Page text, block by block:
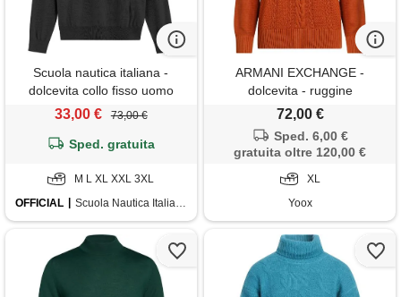
Scuola nautica italiana -
dolcevita collo fisso uomo
black
33,00 € 73,00 €
Sped. gratuita
M L XL XXL 3XL
OFFICIAL
Scuola Nautica Italiana
ARMANI EXCHANGE -
dolcevita - ruggine
72,00 €
Sped. 6,00 €
gratuita oltre 120,00 €
XL
Yoox